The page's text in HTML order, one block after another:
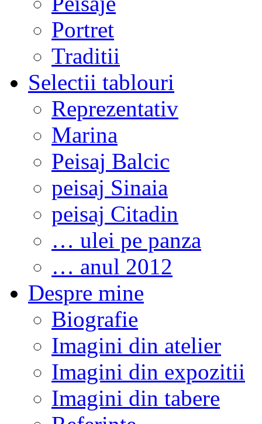
Portret
Traditii
Selectii tablouri
Reprezentativ
Marina
Peisaj Balcic
peisaj Sinaia
peisaj Citadin
… ulei pe panza
… anul 2012
Despre mine
Biografie
Imagini din atelier
Imagini din expozitii
Imagini din tabere